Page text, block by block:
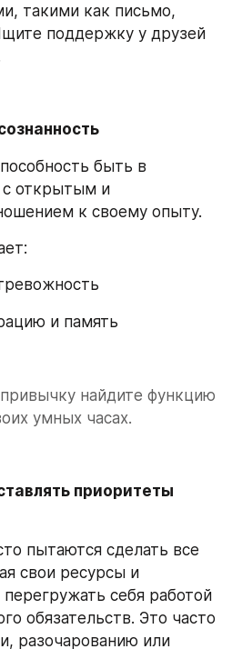
такими как письмо,
поддержку у друзей
быть в
открытым и
к своему опыту.
и память
найдите функцию
умных часах.
приоритеты
пытаются сделать все
свои ресурсы и
себя работой
обязательств. Это часто
разочарованию или